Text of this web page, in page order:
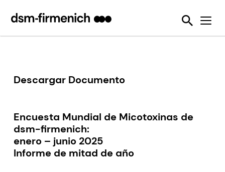
Protección de la calidad del pienso
Enzimas nutricionales
Detección de Micotoxinas
Herramientas
Contaminación con micotoxinas
SalmoFan™
ShrimpFan™
YolkFan™
Lo Hacemos Posible
Seis desafíos de la sostenibilidad
Webinars
Descargar Documento
Encuesta Mundial de Micotoxinas de
dsm-firmenich:
enero – junio 2025
Informe de mitad de año